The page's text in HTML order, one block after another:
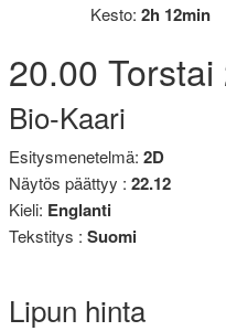
Kesto:2h 12min
20.00 Torstai
Bio-Kaari
Esitysmenetelmä: 2D
Näytös päättyy : 22.12
Kieli: Englanti
Tekstitys : Suomi
Lipun hinta